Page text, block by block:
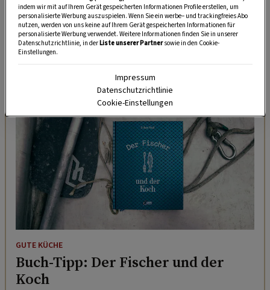
Zutaten und nachhaltige Küche stetig weiter.
Besonders faszinierte ihn dabei die Vielfalt
heimischer Wildfische.
DAS KÖNNTE SIE AUCH INTERESSIEREN
GUTE KÜCHE
Buch-Tipp: Der Fischer und der
Koch
indem wir mit auf Ihrem Gerät gespeicherten Informationen Profile erstellen, um
personalisierte Werbung auszuspielen. Wenn Sie ein werbe– und trackingfreies Abo
nutzen, werden von uns keine auf Ihrem Gerät gespeicherten Informationen für
personalisierte Werbung verwendet. Weitere Informationen finden Sie in unserer
Datenschutzrichtlinie, in derListe unserer Partnersowie in den Cookie-
Einstellungen.
Impressum
Datenschutzrichtlinie
Cookie-Einstellungen